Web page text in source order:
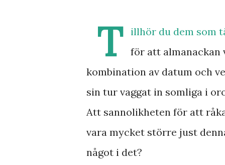
T
illhör du dem som
för att almanackan
kombination av datum och
sin tur vaggat in somliga i
Att sannolikheten för att
vara mycket större just
något i det?